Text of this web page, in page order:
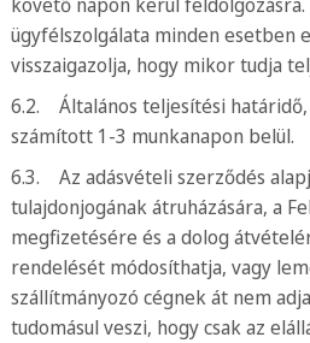
ügyfélszolgálata minden esetben
visszaigazolja, hogy mikor tudja
6.2. Általános teljesítési
számított 1-3 munkanapon belül.
6.3. Az adásvételi szerződés
tulajdonjogának átruházására, a
megfizetésére és a dolog
rendelését módosíthatja, vagy
szállítmányozó cégnek át nem
tudomásul veszi, hogy csak az